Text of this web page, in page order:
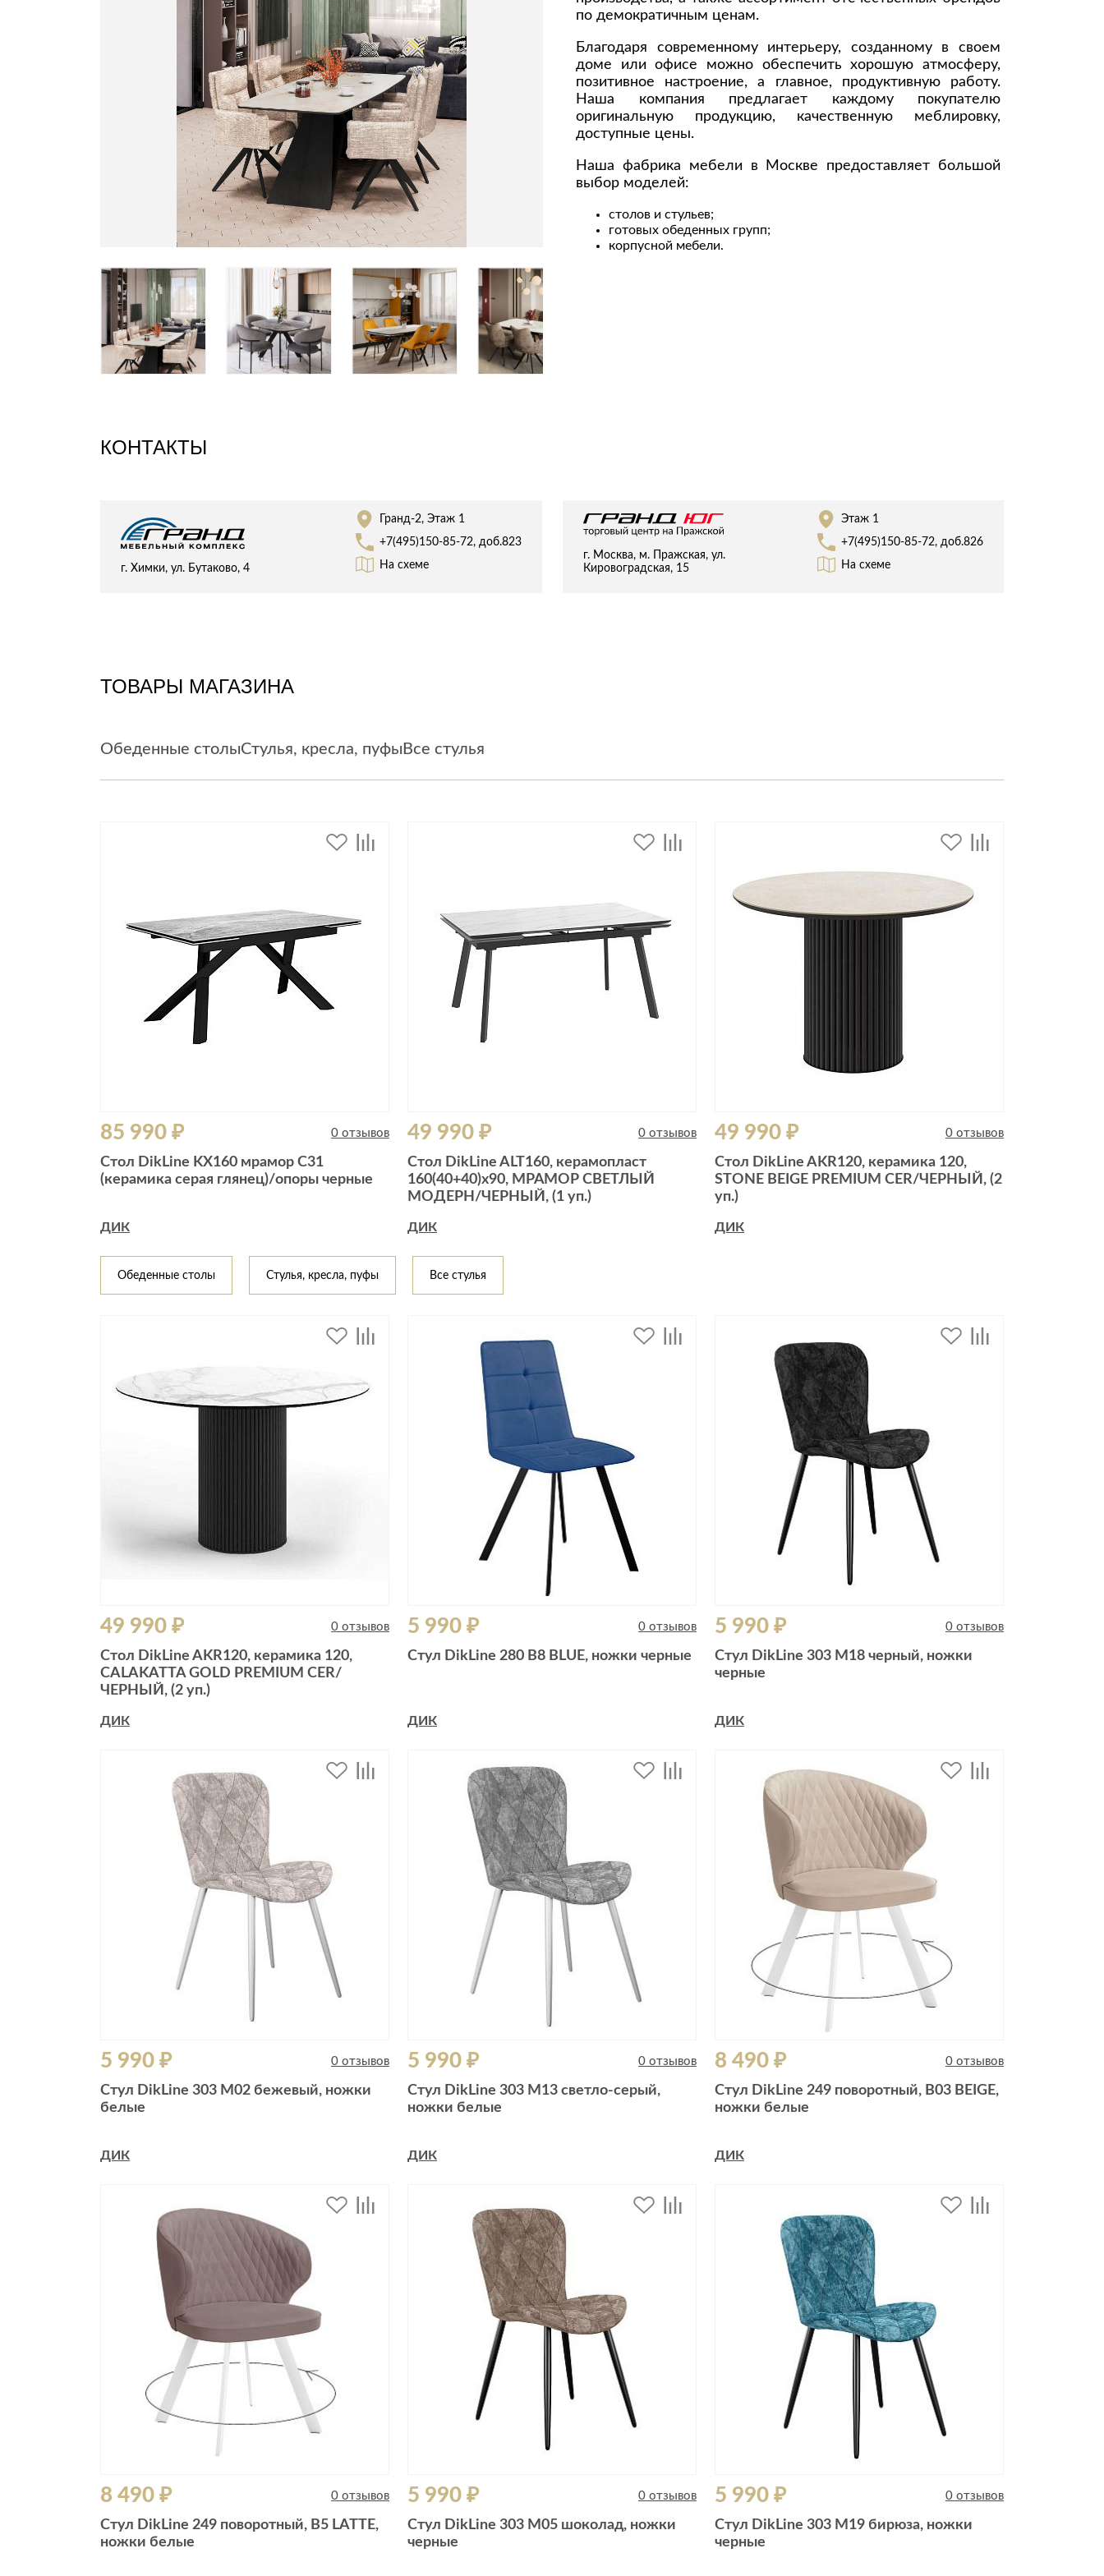
Детские кровати
Детские матрасы
Комоды и тумбы
Столы и надстройки
Кресла и мешки
Пуфы и банкетки
Сад и дача
Аксессуары для сада
Беседки, павильоны, зонты
Грили и очаги
Диваны
Кресла и шезлонги
Мебель для ресторанов и кафе
Столы
Стулья
Смесители
Унитазы
Бра
Люстры
Потолочные светильники
Светодиодные ленты
Споты
Торшеры
Уличный свет
Сушилки
Текстиль
Товары для ванной комнаты
Хранение и порядок
Товары для ремонта
Затирки и гидроизоляция
Клеи, герметики, жидкие гвозди,
пены
Тумбы
Прикроватные тумбы
Тумбы для обуви
по демократичным ценам.
Благодаря современному интерьеру, созданному в своем
доме или офисе можно обеспечить хорошую атмосферу,
позитивное настроение, а главное, продуктивную работу.
Наша компания предлагает каждому покупателю
оригинальную продукцию, качественную меблировку,
доступные цены.
Наша фабрика мебели в Москве предоставляет большой
выбор моделей:
столов и стульев;
готовых обеденных групп;
корпусной мебели.
КОНТАКТЫ
г. Химки, ул. Бутаково, 4
Гранд-2, Этаж 1
+7(495)150-85-72, доб.823
На схеме
г. Москва, м. Пражская, ул.
Кировоградская, 15
Этаж 1
+7(495)150-85-72, доб.826
На схеме
ТОВАРЫ МАГАЗИНА
Обеденные столыСтулья, кресла, пуфы Все стулья
Обеденные столы Стулья, кресла, пуфы Все стулья
85 990 ₽ 0 отзывов
Стол DikLine KX160 мрамор C31
(керамика серая глянец)/опоры черные
ДИК
49 990 ₽ 0 отзывов
Cтол DikLine ALT160, керамопласт
160(40+40)x90, МРАМОР СВЕТЛЫЙ
МОДЕРН/ЧЕРНЫЙ, (1 уп.)
ДИК
49 990 ₽ 0 отзывов
Cтол DikLine AKR120, керамика 120,
STONE BEIGE PREMIUM CER/ЧЕРНЫЙ, (2
уп.)
ДИК
49 990 ₽ 0 отзывов
Cтол DikLine AKR120, керамика 120,
CALAKATTA GOLD PREMIUM CER/
ЧЕРНЫЙ, (2 уп.)
ДИК
5 990 ₽ 0 отзывов
Стул DikLine 280 B8 BLUE, ножки черные
ДИК
5 990 ₽ 0 отзывов
Стул DikLine 303 M18 черный, ножки
черные
ДИК
5 990 ₽ 0 отзывов
Стул DikLine 303 M02 бежевый, ножки
белые
ДИК
5 990 ₽ 0 отзывов
Стул DikLine 303 M13 светло-серый,
ножки белые
ДИК
8 490 ₽ 0 отзывов
Стул DikLine 249 поворотный, B03 BEIGE,
ножки белые
ДИК
8 490 ₽ 0 отзывов
Стул DikLine 249 поворотный, B5 LATTE,
ножки белые
5 990 ₽ 0 отзывов
Стул DikLine 303 M05 шоколад, ножки
черные
5 990 ₽ 0 отзывов
Стул DikLine 303 M19 бирюза, ножки
черные